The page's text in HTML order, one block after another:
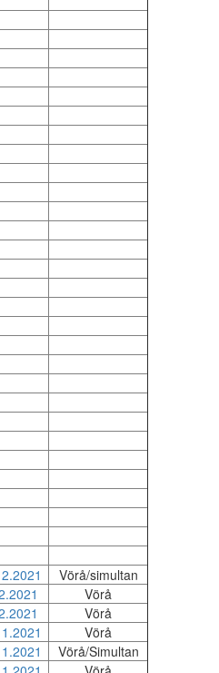
Vörå/simultan
Vörå
Vörå
Vörå
Vörå/Simultan